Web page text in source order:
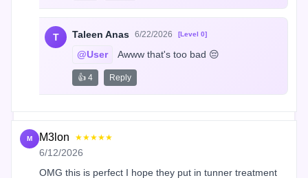
T Taleen Anas 6/22/2026 [Level 0]
@User Awww that's too bad 😔
👍 4 Reply
M M3lon ★★★★★
6/12/2026
OMG this is perfect I hope they put in tunner treatment